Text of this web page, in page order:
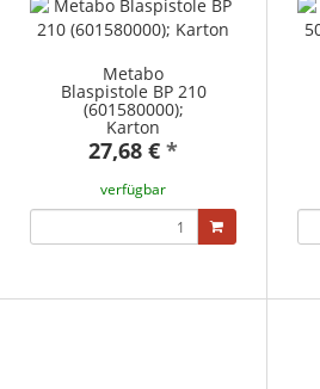
Metabo
Blaspistole BP 210
(601580000);
Karton
27,68 € *
verfügbar